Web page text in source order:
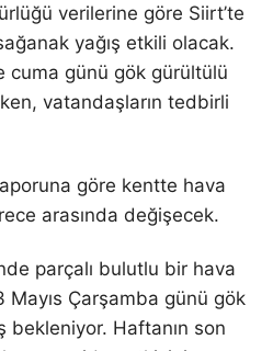
Instagram
verilerine göre Siirt’te
yağış etkili olacak.
cuma günü gök gürültülü
vatandaşların tedbirli
göre kentte hava
arasında değişecek.
parçalı bulutlu bir hava
Mayıs Çarşamba günü gök
bekleniyor. Haftanın son